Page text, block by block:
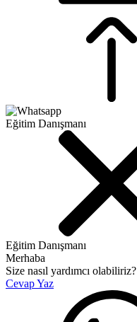
Eğitim Danışmanı
Eğitim Danışmanı
Merhaba
Size nasıl yardımcı olabiliriz?
Cevap Yaz